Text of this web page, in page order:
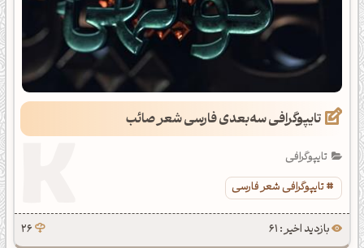
تایپوگرافی سه‌بعدی فارسی شعر صائب
تایپوگرافی
تایپوگرافی شعر فارسی
بازدید اخیر : 61 26